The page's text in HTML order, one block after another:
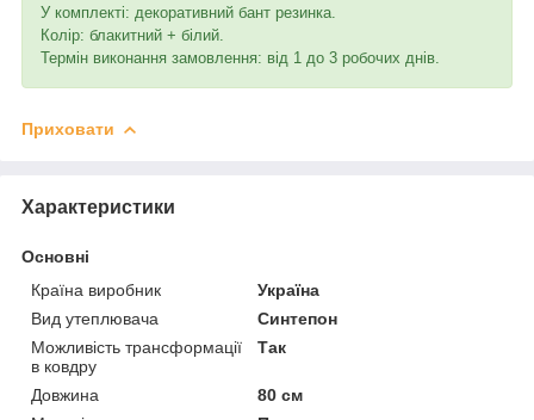
У комплекті: декоративний бант резинка.
Колір: блакитний + білий.
Термін виконання замовлення: від 1 до 3 робочих днів.
Приховати
Характеристики
Основні
Країна виробник
Україна
Вид утеплювача
Синтепон
Можливість трансформації
в ковдру
Так
Довжина
80 см